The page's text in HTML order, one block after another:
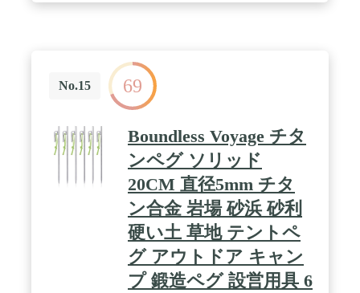
は30cmとタープの設営に向いた長さです。 / ✅【商
品詳細】 ■サイズ：(約)2.4cm×30cm ※直径0.8cm■重
量：(約)68g ※1本あたり■材質：チタン■セット本
数：16本■※商品は、モニターによって色合いが異
なって見える場合があります。 また、仕様・デザイ
ンは改良のため予告なく変更することがあります。
/ [こんな商品をお探しの方に] ペグ ステーク 杭 ア
ンカー フック テントペグ タープペグ ペグ固定 ペ
グセット テント設営 キャンプ設営 タープ設営 チタ
ン製 チタン チタン合金 ソリッド 錆びにくい 錆び
に強い サビ 軽量
No.15 69
Boundless Voyage チタ
ンペグ ソリッド
20CM 直径5mm チタ
ン合金 岩場 砂浜 砂利
硬い土 草地 テントペ
グ アウトドア キャン
プ 鍛造ペグ 設営用具 6